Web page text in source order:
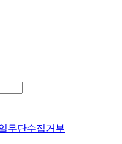
무단수집거부